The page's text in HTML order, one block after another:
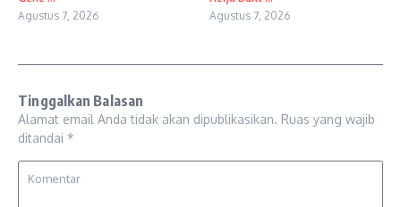
Agustus 7, 2026 Agustus 7, 2026
Tinggalkan Balasan
Alamat email Anda tidak akan dipublikasikan. Ruas yang wajib
ditandai *